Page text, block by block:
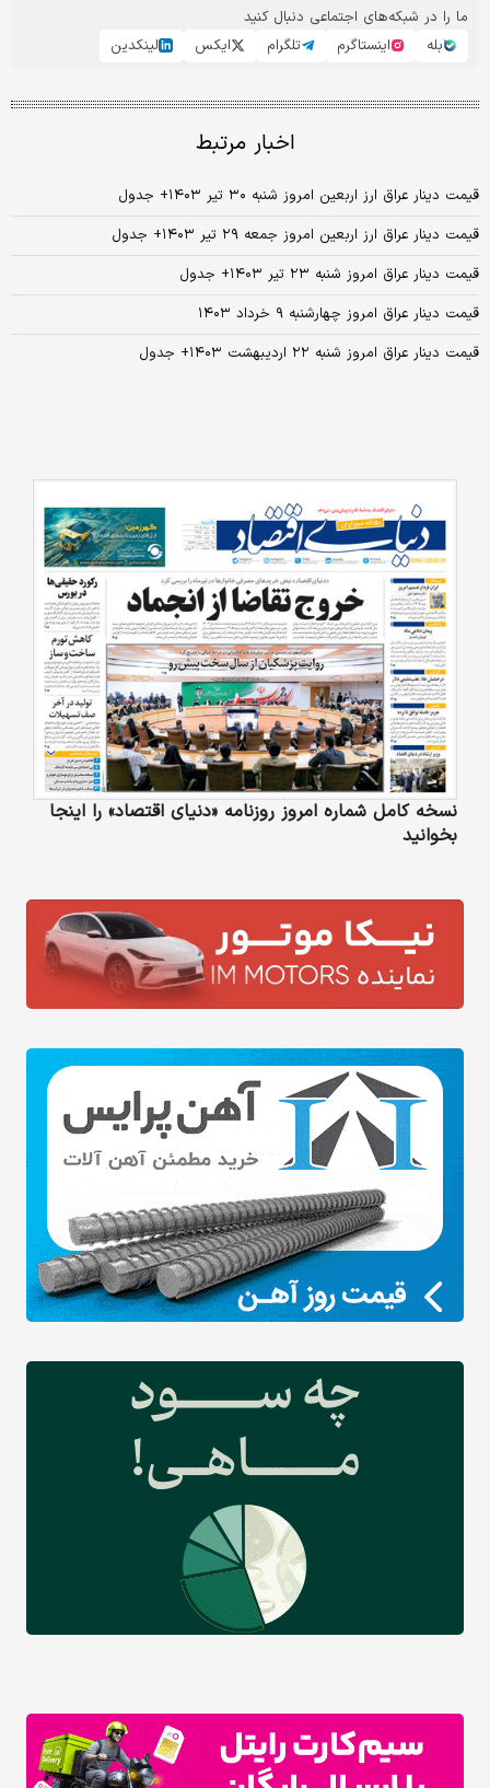
ما را در شبکه‌های اجتماعی دنبال کنید
بله
اینستاگرم تلگرام ایکس لینکدین
اخبار مرتبط
قیمت دینار عراق ارز اربعین امروز شنبه ۳۰ تیر ۱۴۰۳+ جدول
قیمت دینار عراق ارز اربعین امروز جمعه ۲۹ تیر ۱۴۰۳+ جدول
قیمت دینار عراق امروز شنبه ۲۳ تیر ۱۴۰۳+ جدول
قیمت دینار عراق امروز چهارشنبه ۹ خرداد ۱۴۰۳
قیمت دینار عراق امروز شنبه ۲۲ اردیبهشت ۱۴۰۳+ جدول
نسخه کامل شماره امروز روزنامه «دنیای‌ اقتصاد» را اینجا
بخوانید